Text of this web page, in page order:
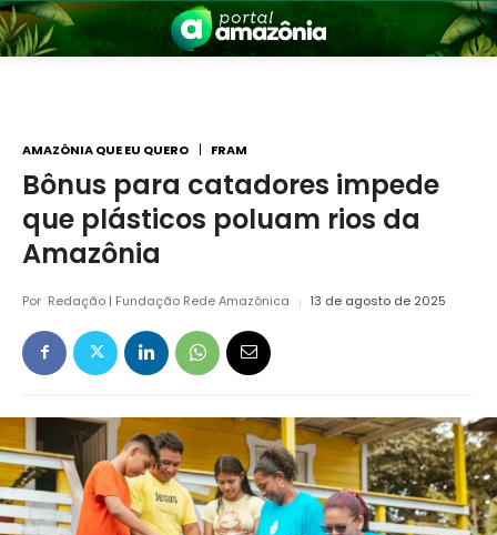
Amazônia
AMAZÔNIA QUE EU QUERO FRAM
Bônus para catadores impede
que plásticos poluam rios da
Amazônia
Por Redação | Fundação Rede Amazônica 13 de agosto de 2025